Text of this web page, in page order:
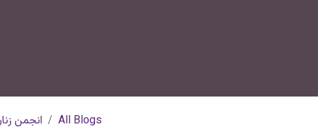
All Blogs انجمن